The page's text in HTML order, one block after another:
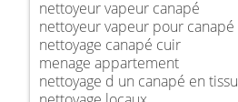
nettoyeur vapeur canapé
nettoyeur vapeur pour canapé
nettoyage canapé cuir
menage appartement
nettoyage d un canapé en tissu